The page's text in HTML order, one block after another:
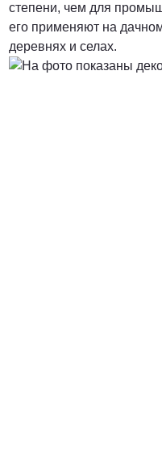
степени, чем для
его применяют на
деревнях и селах.